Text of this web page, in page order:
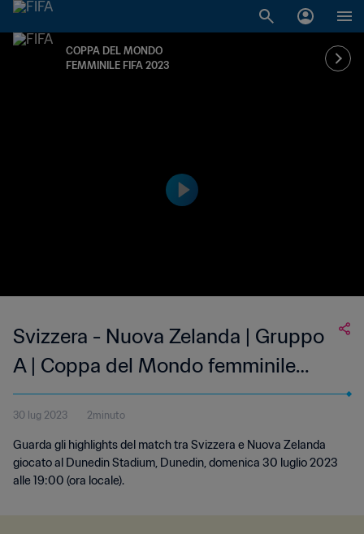
COPPA DEL MONDO
FEMMINILE FIFA 2023
Svizzera - Nuova Zelanda | Gruppo
A | Coppa del Mondo femminile
FIFA Australia & Nuova Zelanda
2023 | Highlights
30 lug 2023 2minuto
Guarda gli highlights del match tra Svizzera e Nuova Zelanda
giocato al Dunedin Stadium, Dunedin, domenica 30 luglio 2023
alle 19:00 (ora locale).